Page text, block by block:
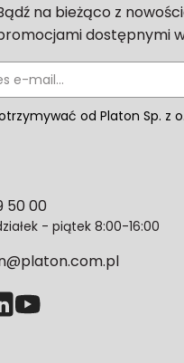
na bieżąco z
dostępnymi
od Platon Sp. z
mnie adres e-mail
danych osobowych
czasie. Wycofanie zgody
z prawem przetwarzania
50 00
- piątek 8:00-16:00